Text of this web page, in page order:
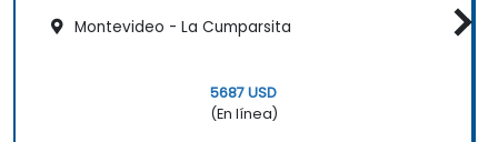
Montevideo - La Cumparsita
5687 USD
(En línea)